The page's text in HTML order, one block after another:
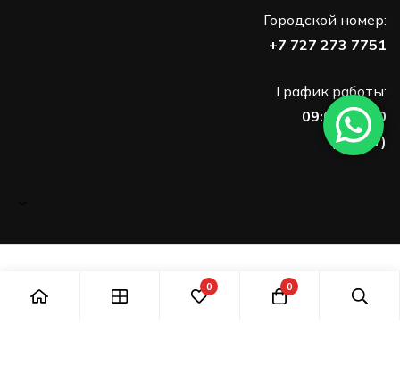
Городской номер:
+7 727 273 7751
График работы:
09:00-18:00
(Пн-Пт)
0 0